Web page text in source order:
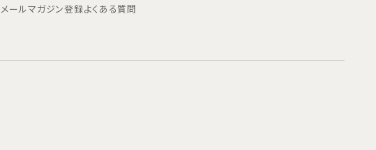
メールマガジン登録よくある質問